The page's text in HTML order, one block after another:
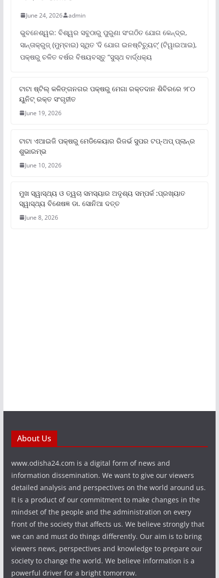
June 24, 2026 admin
ଭୁବନେଶ୍ୱର: ବିଶ୍ୱର ସବୁଠାରୁ ପୁରୁଣା ସଂଗଠିତ ଯୋଗ କେନ୍ଦ୍ର,
ସାନ୍ତାକ୍ରୁଜ୍ (ମୁମ୍ବାଇ) ସ୍ଥିତ ‘ଦି ଯୋଗ ଇନଷ୍ଟିଚ୍ୟୁଟ୍‌’ (ଟିୱାଇଆଇ),
ପକ୍ଷରୁ ଚଳିତ ବର୍ଷର ବିଷୟବସ୍ତୁ “ସୁସ୍ଥ ବାର୍ଦ୍ଧକ୍ୟ
ଟାଟା ଷ୍ଟିଲ୍‌ କଳିଙ୍ଗନଗର ପକ୍ଷରୁ ମେଗା ରକ୍ତଦାନ ଶିବିରରେ ୨୮୦
ୟୁନିଟ୍‌ ରକ୍ତ ସଂଗୃହୀତ
June 19, 2026
ଟାଟା ଏଆଇଜି ପକ୍ଷରୁ ମେଡିକେୟାର ରିଜର୍ଭ ସୁପର ଟପ୍‌-ଅପ୍ ପ୍ଲାନ୍‌ର
ଶୁଭାରମ୍ଭ
June 10, 2026
ମୁଖ ସ୍ୱାସ୍ଥ୍ୟ ଓ ତ୍ୱଚା ସମସ୍ୟାର ଅଦୃଶ୍ୟ ସମ୍ପର୍କ :ପ୍ରଖ୍ୟାତ
ସ୍ୱାସ୍ଥ୍ୟ ବିଶେଷଜ୍ଞ ଡା. ସୋନିଆ ଦତ୍ତ
June 8, 2026
About Us
www.odisha24.com is a digital form of news and
information dissemination. We want to give our viewers
detailed analysis and perspectives on the world around us.
It is a product of our commitment to make changes in the
mindset of the people and the administration on every
front of the society that affects us. We believe strongly that
we can and must do things differently. Our aim is to bring
viewers news, perspectives and knowledge to prepare our
society to change the world. We believe information is a
powerful driver for a bright tomorrow.